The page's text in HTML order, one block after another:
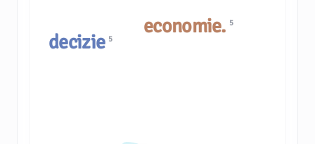
decizie 5
economie. 5